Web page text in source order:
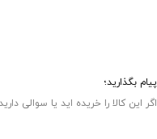
پیام بگذارید؛
اگر این کالا را خریده اید یا سوالی